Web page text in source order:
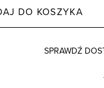
DO KOSZYKA
SPRAWDŹ